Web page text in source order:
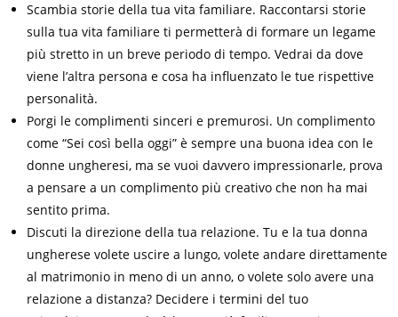
Scambia storie della tua vita familiare. Raccontarsi storie
sulla tua vita familiare ti permetterà di formare un legame
più stretto in un breve periodo di tempo. Vedrai da dove
viene l’altra persona e cosa ha influenzato le tue rispettive
personalità.
Porgi le complimenti sinceri e premurosi. Un complimento
come “Sei così bella oggi” è sempre una buona idea con le
donne ungheresi, ma se vuoi davvero impressionarle, prova
a pensare a un complimento più creativo che non ha mai
sentito prima.
Discuti la direzione della tua relazione. Tu e la tua donna
ungherese volete uscire a lungo, volete andare direttamente
al matrimonio in meno di un anno, o volete solo avere una
relazione a distanza? Decidere i termini del tuo